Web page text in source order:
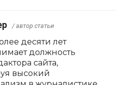
/ автор статьи
десяти лет
должность
сайта,
высокий